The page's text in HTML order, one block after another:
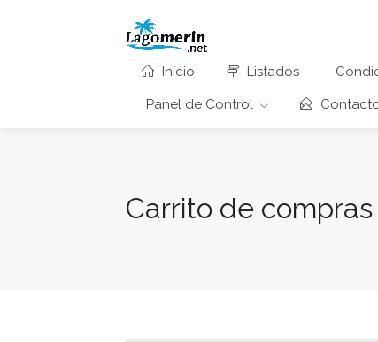
Início Listados
Panel de Control
Carrito de compras